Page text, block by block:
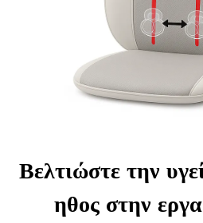
Βελτιώστε την
ηθος στην